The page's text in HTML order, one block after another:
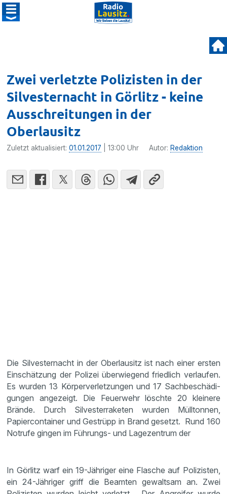
Zwei verletzte Polizisten in der
Silvesternacht in Görlitz - keine
Ausschreitungen in der
Oberlausitz
Zuletzt aktualisiert:01.01.2017 | 13:00 Uhr Autor: Redaktion
Die Silves­ter­nacht in der Oberlau­sitz ist nach einer ersten
Einschät­zung der Polizei überwie­gend fried­lich verlaufen.
Es wurden 13 Körper­ver­let­zungen und 17 Sachbe­schä­di­
gungen angezeigt. Die Feuer­wehr löschte 20 kleinere
Brände. Durch Silves­ter­ra­keten wurden Mülltonnen,
Papier­con­tainer und Gestrüpp in Brand gesetzt. Rund 160
Notrufe gingen im Führungs- und Lagezen­trum der
In Görlitz warf ein 19-Jähriger eine Flasche auf Polizisten,
ein 24-Jähriger griff die Beamten gewaltsam an. Zwei